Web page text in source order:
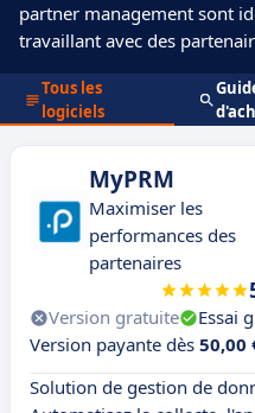
partner management sont
travaillant avec des
Tous les
logiciels
MyPRM
Maximiser les
performances des
partenaires
Version gratuite Essai
Version payante dès 50,00
Solution de gestion de